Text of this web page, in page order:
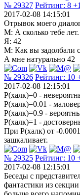
№ 29327 Рейтинг: 8 +1
2017-02-08 14:15:01
Отрывок моего
М: А сколько тебе лет.
Я: 42
М: Как вы задолбали
А мне натурально 42
№ 29326 Рейтинг: 10
2017-02-08 12:15:01
Р(халк)=0 -
Р(халк)=0.01 -
Р(халк)=0.9 -
Р(халк)=1 -
При Р(халк) от -
зашкаливает.
№ 29325 Рейтинг: 10
2017-02-08 12:15:01
Беседы с
фантастики из